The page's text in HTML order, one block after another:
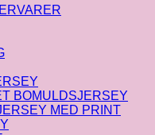
BOMULDSJERSEY
MED PRINT